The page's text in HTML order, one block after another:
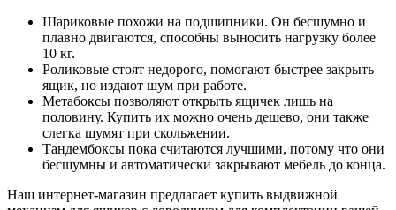
Шариковые похожи на подшипники. Он бесшумно и
плавно двигаются, способны выносить нагрузку более
10 кг.
Роликовые стоят недорого, помогают быстрее закрыть
ящик, но издают шум при работе.
Метабоксы позволяют открыть ящичек лишь на
половину. Купить их можно очень дешево, они также
слегка шумят при скольжении.
Тандембоксы пока считаются лучшими, потому что они
бесшумны и автоматически закрывают мебель до конца.
Наш интернет-магазин предлагает купить выдвижной